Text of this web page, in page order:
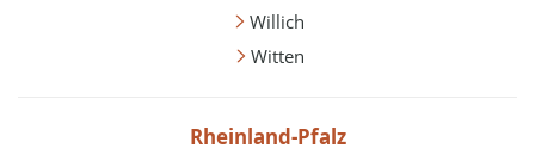
Willich
Witten
Rheinland-Pfalz